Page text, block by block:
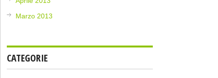
Marzo 2013
CATEGORIE